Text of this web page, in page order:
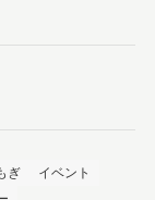
ぎ
イベント